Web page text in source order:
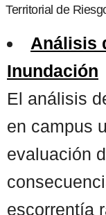
Territorial de
Análisis
Inundación
El análisis
en campus
evaluación
escorrentía